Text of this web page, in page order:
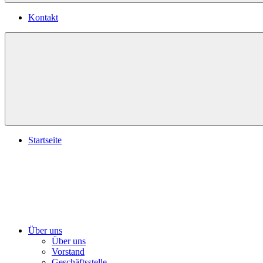
Kontakt
Startseite
Über uns
Über uns
Vorstand